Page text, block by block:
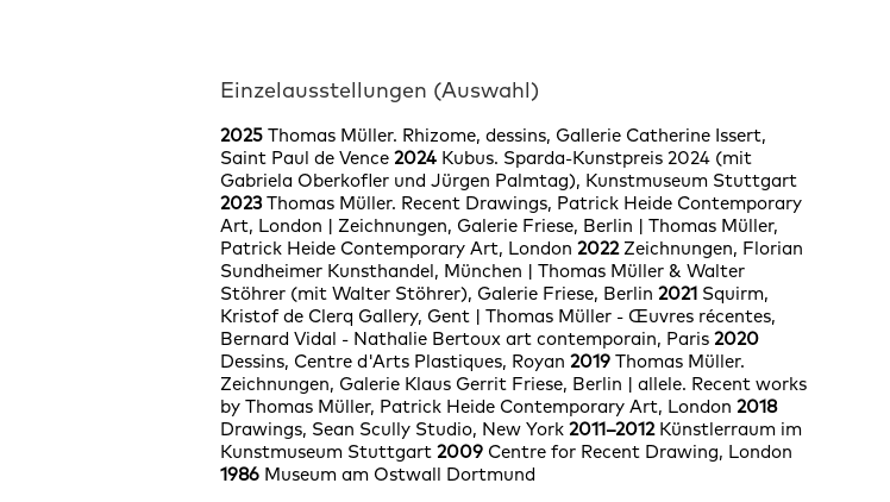
Einzelausstellungen (Auswahl)
2025 Thomas Müller. Rhizome, dessins, Gallerie Catherine Issert,
Saint Paul de Vence 2024 Kubus. Sparda-Kunstpreis 2024 (mit
Gabriela Oberkofler und Jürgen Palmtag), Kunstmuseum Stuttgart
2023Thomas Müller. Recent Drawings, Patrick Heide Contemporary
Art, London | Zeichnungen, Galerie Friese, Berlin | Thomas Müller,
Patrick Heide Contemporary Art, London 2022Zeichnungen, Florian
Sundheimer Kunsthandel, München | Thomas Müller & Walter
Stöhrer (mit Walter Stöhrer), Galerie Friese, Berlin 2021 Squirm,
Kristof de Clerq Gallery, Gent | Thomas Müller - Œuvres récentes,
Bernard Vidal - Nathalie Bertoux art contemporain, Paris 2020
Dessins, Centre d'Arts Plastiques, Royan 2019 Thomas Müller.
Zeichnungen, Galerie Klaus Gerrit Friese, Berlin | allele. Recent works
by Thomas Müller, Patrick Heide Contemporary Art, London 2018
Drawings, Sean Scully Studio, New York2011–2012 Künstlerraum im
Kunstmuseum Stuttgart2009 Centre for Recent Drawing, London
1986 Museum am Ostwall Dortmund